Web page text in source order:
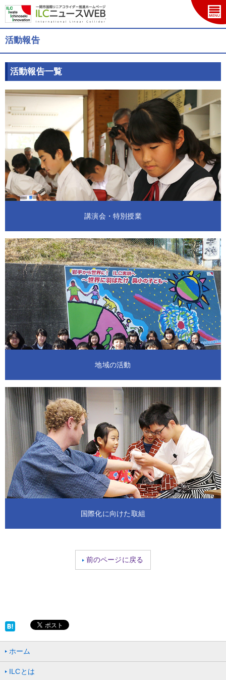
活動報告
活動報告一覧
講演会・特別授業
地域の活動
国際化に向けた取組
前のページに戻る
ホーム
ILCとは